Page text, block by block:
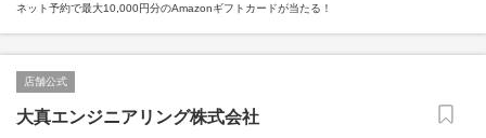
ネット予約で最大10,000円分のAmazonギフトカードが当たる！
店舗公式
大真エンジニアリング株式会社